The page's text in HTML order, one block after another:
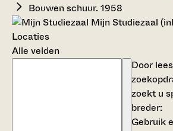
Bouwen schuur. 1958
Mijn Studiezaal
Locaties
Alle velden
Door
zoekt u
breder:
Gebruik